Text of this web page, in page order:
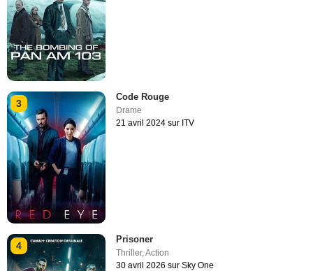
3
Code Rouge
Drame
21 avril 2024 sur ITV
4
Prisoner
Thriller,Action
30 avril 2026 sur Sky One